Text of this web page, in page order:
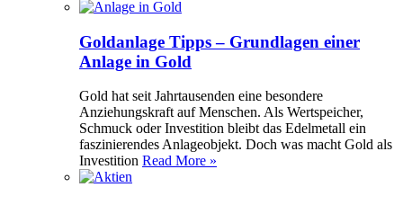
Goldanlage Tipps – Grundlagen einer
Anlage in Gold
Gold hat seit Jahrtausenden eine besondere
Anziehungskraft auf Menschen. Als Wertspeicher,
Schmuck oder Investition bleibt das Edelmetall ein
faszinierendes Anlageobjekt. Doch was macht Gold als
Investition Read More »